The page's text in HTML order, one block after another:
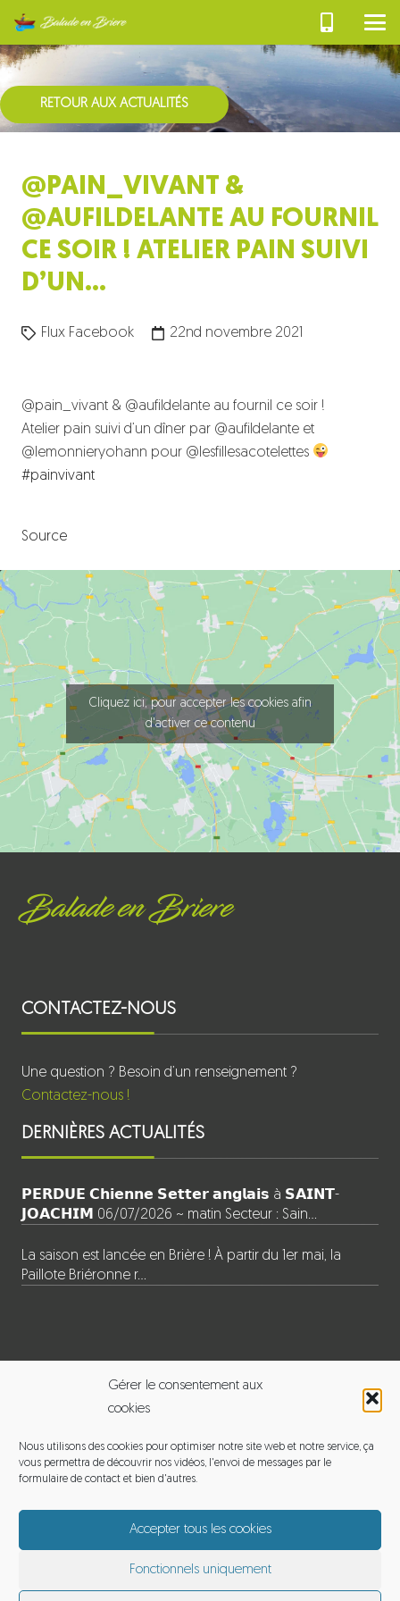
Gérer le consentement aux
cookies
Nous utilisons des cookies pour optimiser notre site web et notre service, ça
vous permettra de découvrir nos vidéos, l'envoi de messages par le
formulaire de contact et bien d'autres.
Accepter tous les cookies
Fonctionnels uniquement
RETOUR AUX ACTUALITÉS
@PAIN_VIVANT &
@AUFILDELANTE AU FOURNIL
CE SOIR ! ATELIER PAIN SUIVI
D’UN…
Flux Facebook 22nd novembre 2021
@pain_vivant & @aufildelante au fournil ce soir !
Atelier pain suivi d’un dîner par @aufildelante et
@lemonnieryohann pour @lesfillesacotelettes
#painvivant
Source
Cliquez ici, pour accepter les cookies afin
d'activer ce contenu
Balade en Briere
CONTACTEZ-NOUS
Une question ? Besoin d’un renseignement ?
Contactez-nous !
DERNIÈRES ACTUALITÉS
𝗣𝗘𝗥𝗗𝗨𝗘 𝗖𝗵𝗶𝗲𝗻𝗻𝗲 𝗦𝗲𝘁𝘁𝗲𝗿 𝗮𝗻𝗴𝗹𝗮𝗶𝘀 à 𝗦𝗔𝗜𝗡𝗧-
𝗝𝗢𝗔𝗖𝗛𝗜𝗠 06/07/2026 ~ matin Secteur : Sain…
La saison est lancée en Brière ! À partir du 1er mai, la
Paillote Briéronne r…
Adresse : 120 le pouet, 44720 Saint-Joachim
Email :michelmoyon2@gmail.com
Téléphone : 06 60 12 65 01